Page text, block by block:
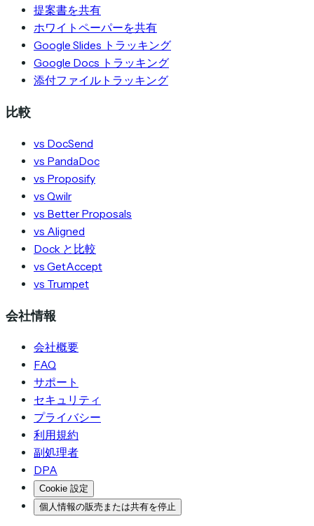
提案書を共有
ホワイトペーパーを共有
Google Slides トラッキング
Google Docs トラッキング
添付ファイルトラッキング
比較
vs DocSend
vs PandaDoc
vs Proposify
vs Qwilr
vs Better Proposals
vs Aligned
Dock と比較
vs GetAccept
vs Trumpet
会社情報
会社概要
FAQ
サポート
セキュリティ
プライバシー
利用規約
副処理者
DPA
Cookie 設定
個人情報の販売または共有を停止